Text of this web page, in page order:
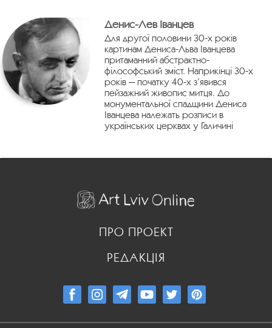
Денис-Лев Іванцев
Для другої половини 30-х років
картинам Дениса-Льва Іванцева
притаманний абстрактно-
філософський зміст. Наприкінці 30-х
років — початку 40-х з’явився
пейзажний живопис митця. До
монументальної спадщини Дениса
Іванцева належать розписи в
українських церквах у Галичині
ПРО ПРОЕКТ
РЕДАКЦІЯ